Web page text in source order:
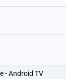
- Android TV